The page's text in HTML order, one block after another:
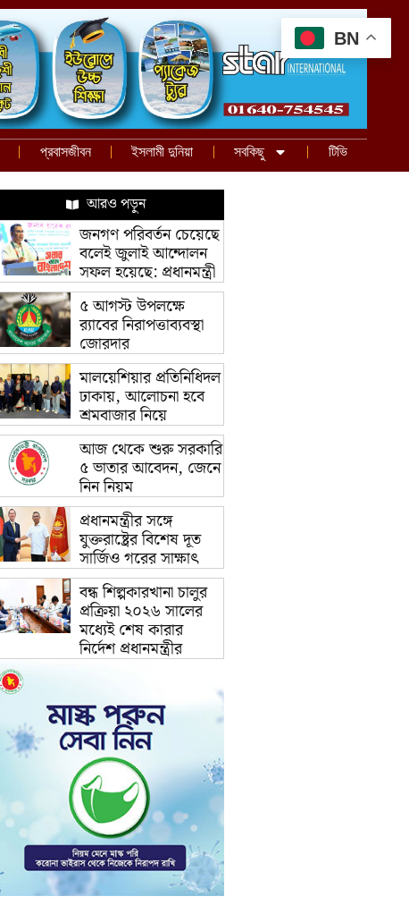
প্রবাসজীবন ইসলামী দুনিয়া সবকিছু টিভি
আরও পড়ুন
জনগণ পরিবর্তন চেয়েছে
বলেই জুলাই আন্দোলন
সফল হয়েছে: প্রধানমন্ত্রী
৫ আগস্ট উপলক্ষে
র‌্যাবের নিরাপত্তাব্যবস্থা
জোরদার
মালয়েশিয়ার প্রতিনিধিদল
ঢাকায়, আলোচনা হবে
শ্রমবাজার নিয়ে
আজ থেকে শুরু সরকারি
৫ ভাতার আবেদন, জেনে
নিন নিয়ম
প্রধানমন্ত্রীর সঙ্গে
যুক্তরাষ্ট্রের বিশেষ দূত
সার্জিও গরের সাক্ষাৎ
বন্ধ শিল্পকারখানা চালুর
প্রক্রিয়া ২০২৬ সালের
মধ্যেই শেষ কারার
নির্দেশ প্রধানমন্ত্রীর
BN